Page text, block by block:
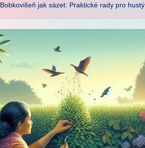
Bobkovišeň jak sázet: Praktické rady pro